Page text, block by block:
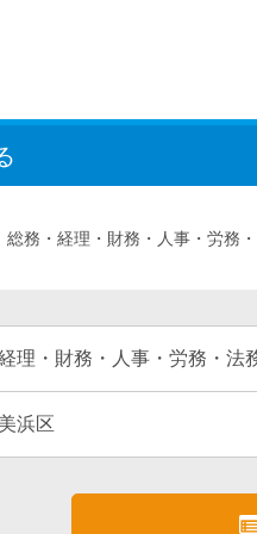
総務・経理・財務・人事・労務
理・財務・人事・労務・法
浜区